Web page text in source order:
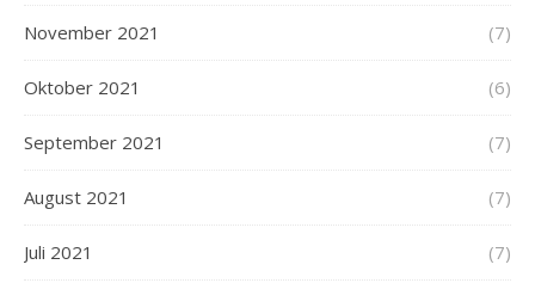
November 2021 (7)
Oktober 2021 (6)
September 2021 (7)
August 2021 (7)
Juli 2021 (7)